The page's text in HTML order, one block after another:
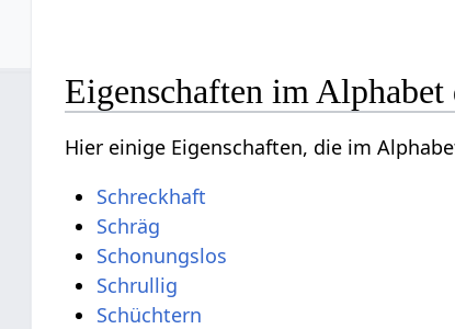
Eigenschaften im Alphabet
Hier einige Eigenschaften, die im
Schreckhaft
Schräg
Schonungslos
Schrullig
Schüchtern